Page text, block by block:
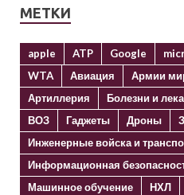
МЕТКИ
apple ATP Google
WTA
Авиация Армии
Артиллерия
Болезни и
ВОЗ
Гаджеты Дроны
Инженерные войска и
Информационная
Машинное обучение
НХЛ